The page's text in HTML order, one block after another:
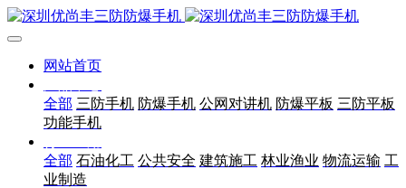
网站首页
全部 三防手机 防爆手机 公网对讲机 防爆平板 三防平板
功能手机
全部 石油化工 公共安全 建筑施工 林业渔业 物流运输 工
业制造